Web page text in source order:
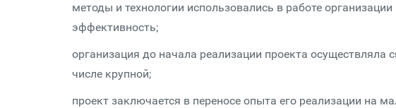
методы и технологии использовались в работе
эффективность;
организация до начала реализации проекта осуществляла
числе крупной;
проект заключается в переносе опыта его реализации на